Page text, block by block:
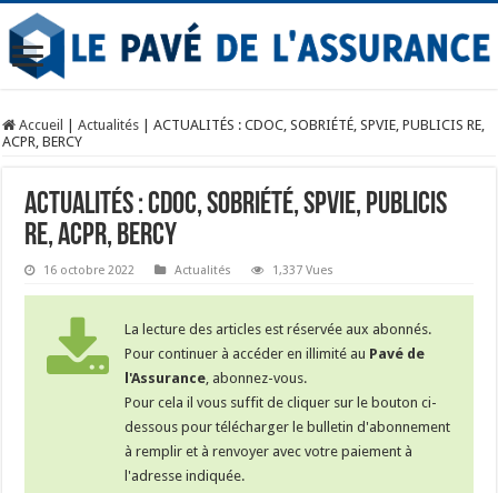
Accueil Actualités
ACTUALITÉS : CDOC, SOBRIÉTÉ, SPVIE, PUBLICIS RE,
ACPR, BERCY
ACTUALITÉS : CDOC, SOBRIÉTÉ, SPVIE, PUBLICIS
RE, ACPR, BERCY
16 octobre 2022 Actualités 1,337 Vues
La lecture des articles est réservée aux abonnés.
Pour continuer à accéder en illimité au Pavé de
l'Assurance , abonnez-vous.
Pour cela il vous suffit de cliquer sur le bouton ci-
dessous pour télécharger le bulletin d'abonnement
à remplir et à renvoyer avec votre paiement à
l'adresse indiquée.